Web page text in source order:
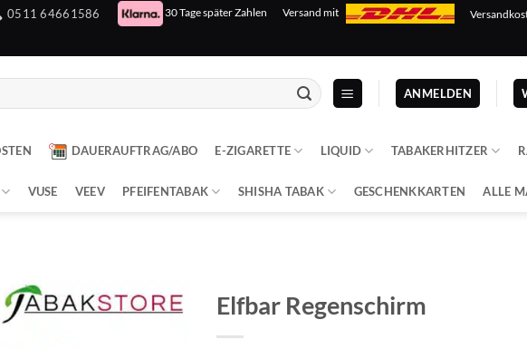
0511 64661586 30 Tage später Zahlen Versand mit
ANMELDEN
DAUERAUFTRAG/ABO E-ZIGARETTE LIQUID TABAKERHITZER
VUSE VEEV PFEIFENTABAK SHISHA TABAK GESCHENKKARTEN ALLE
Elfbar Regenschirm